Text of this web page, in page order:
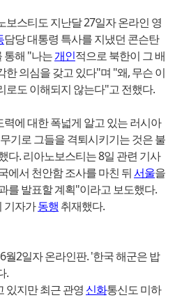
보스티도 지난달 27일자 온라인 영
담당 대통령 특사를 지냈던 콘슨탄
통해 "나는개인적으로 북한이 그 배
한 의심을 갖고 있다"며 "왜, 무슨 이
로도 이해되지 않는다"고 전했다.
에 대한 폭넓게 알고 있는 러시아
기로 그들을 격퇴시키기는 것은 불
다. 리아노보스티는 8일 관련 기사
에서 천안함 조사를 마친 뒤서울을
를 발표할 계획"이라고 보도했다.
기자가동행 취재했다.
2일자 온라인판. '한국 해군은 밥
.
있지만 최근 관영 신화통신도 미하